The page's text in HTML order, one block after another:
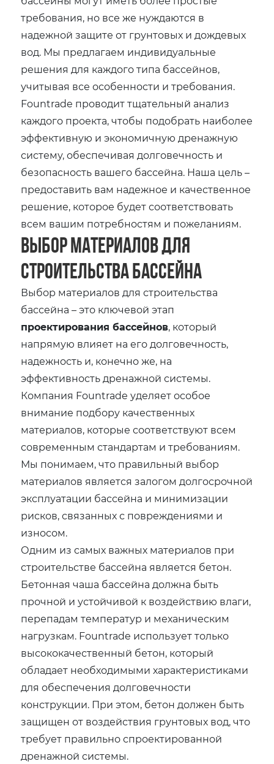
требования, но все же нуждаются в
надежной защите от грунтовых и дождевых
вод. Мы предлагаем индивидуальные
решения для каждого типа бассейнов,
учитывая все особенности и требования.
Fountrade проводит тщательный анализ
каждого проекта, чтобы подобрать наиболее
эффективную и экономичную дренажную
систему, обеспечивая долговечность и
безопасность вашего бассейна. Наша цель –
предоставить вам надежное и качественное
решение, которое будет соответствовать
всем вашим потребностям и пожеланиям.
Выбор материалов для
строительства бассейна
Выбор материалов для строительства
бассейна – это ключевой этап
проектирования бассейнов, который
напрямую влияет на его долговечность,
надежность и, конечно же, на
эффективность дренажной системы.
Компания Fountrade уделяет особое
внимание подбору качественных
материалов, которые соответствуют всем
современным стандартам и требованиям.
Мы понимаем, что правильный выбор
материалов является залогом долгосрочной
эксплуатации бассейна и минимизации
рисков, связанных с повреждениями и
износом.
Одним из самых важных материалов при
строительстве бассейна является бетон.
Бетонная чаша бассейна должна быть
прочной и устойчивой к воздействию влаги,
перепадам температур и механическим
нагрузкам. Fountrade использует только
высококачественный бетон, который
обладает необходимыми характеристиками
для обеспечения долговечности
конструкции. При этом, бетон должен быть
защищен от воздействия грунтовых вод, что
требует правильно спроектированной
дренажной системы.